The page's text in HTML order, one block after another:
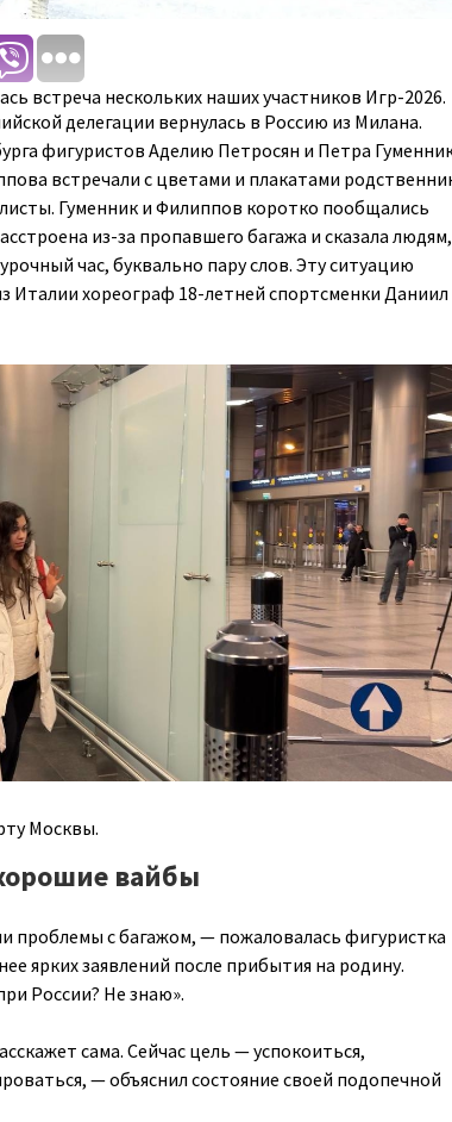
встреча нескольких наших участников Игр-2026.
делегации вернулась в Россию из Милана.
фигуристов Аделию Петросян и Петра
встречали с цветами и плакатами
Гуменник и Филиппов коротко пообщались
из-за пропавшего багажа и сказала людям,
час, буквально пару слов. Эту ситуацию
Италии хореограф 18-летней спортсменки Даниил
Москвы.
вайбы
проблемы с багажом, — пожаловалась фигуристка
ярких заявлений после прибытия на родину.
России? Не знаю».
сама. Сейчас цель — успокоиться,
— объяснил состояние своей подопечной